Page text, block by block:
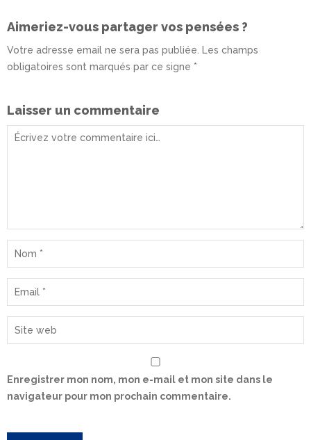
Aimeriez-vous partager vos pensées ?
Votre adresse email ne sera pas publiée. Les champs
obligatoires sont marqués par ce signe *
Laisser un commentaire
Enregistrer mon nom, mon e-mail et mon site dans le
navigateur pour mon prochain commentaire.